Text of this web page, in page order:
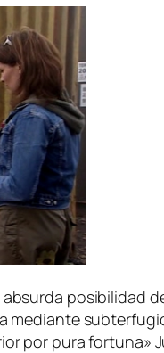
po­si­bi­li­dad
me­dian­te
por pu­ra